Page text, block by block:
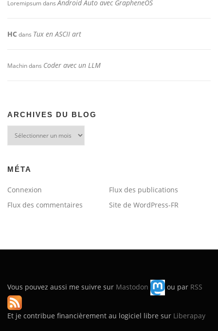
LoremipsumdansAndroid Auto avec GrapheneOS
HC dans Tux en ASCII art
Machindans Coder avec un LLM
ARCHIVES DU BLOG
MÉTA
Connexion
Flux des publications
Flux des commentaires
Site de WordPress-FR
Vous pouvez aussi me suivre sur Mastodon ou par RSS
Et je contribue financièrement au logiciel libre sur Liberapay